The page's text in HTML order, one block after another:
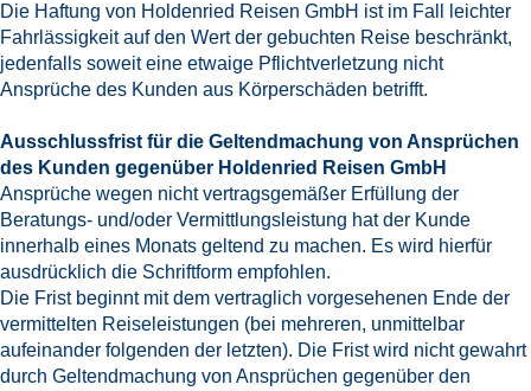
Die Haftung von Holdenried Reisen GmbH ist im Fall leichter
Fahrlässigkeit auf den Wert der gebuchten Reise beschränkt,
jedenfalls soweit eine etwaige Pflichtverletzung nicht
Ansprüche des Kunden aus Körperschäden betrifft.
Ausschlussfrist für die Geltendmachung von Ansprüchen
des Kunden gegenüber Holdenried Reisen GmbH
Ansprüche wegen nicht vertragsgemäßer Erfüllung der
Beratungs- und/oder Vermittlungsleistung hat der Kunde
innerhalb eines Monats geltend zu machen. Es wird hierfür
ausdrücklich die Schriftform empfohlen.
Die Frist beginnt mit dem vertraglich vorgesehenen Ende der
vermittelten Reiseleistungen (bei mehreren, unmittelbar
aufeinander folgenden der letzten). Die Frist wird nicht gewahrt
durch Geltendmachung von Ansprüchen gegenüber den